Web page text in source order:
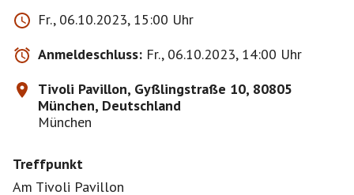
Fr., 06.10.2023, 15:00 Uhr
Anmeldeschluss: Fr., 06.10.2023, 14:00 Uhr
Tivoli Pavillon, Gyßlingstraße 10, 80805
München, Deutschland
München
Treffpunkt
Am Tivoli Pavillon